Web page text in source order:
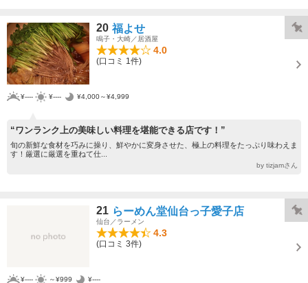
20 福よせ
鳴子・大崎／居酒屋
4.0
(口コミ 1件)
¥---- ¥---- ¥4,000～¥4,999
“ワンランク上の美味しい料理を堪能できる店です！”
旬の新鮮な食材を巧みに操り、鮮やかに変身させた、極上の料理をたっぷり味わえま
す！厳選に厳選を重ねて仕...
by tizjamさん
21 らーめん堂仙台っ子愛子店
仙台／ラーメン
4.3
(口コミ 3件)
¥---- ～¥999 ¥----